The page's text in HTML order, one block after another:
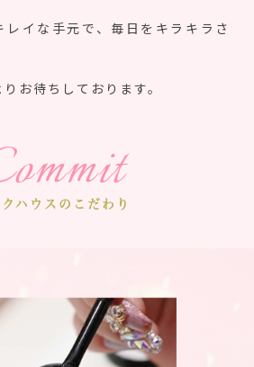
レイな手元で、毎日をキラキラさ
お待ちしております。
クハウスのこだわり